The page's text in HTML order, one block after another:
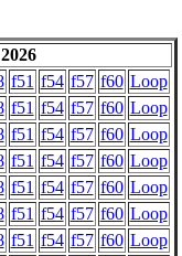
f51 f54 f57 f60 Loop
f51 f54 f57 f60 Loop
f51 f54 f57 f60 Loop
f51 f54 f57 f60 Loop
f51 f54 f57 f60 Loop
f51 f54 f57 f60 Loop
f51 f54 f57 f60 Loop